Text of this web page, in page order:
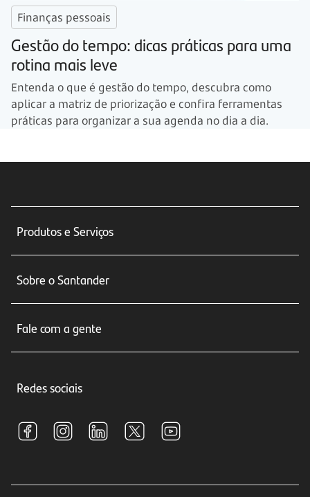
Finanças pessoais
Gestão do tempo: dicas práticas para uma
rotina mais leve
Entenda o que é gestão do tempo, descubra como
aplicar a matriz de priorização e confira ferramentas
práticas para organizar a sua agenda no dia a dia.
Produtos e Serviços
Seguros
Crédito e Financiamentos
Investimentos
Sobre o Santander
Relações com Investidores
Fale com a gente
Central de Renegociação
S.A.C
Encontre nossas agências
Redes sociais